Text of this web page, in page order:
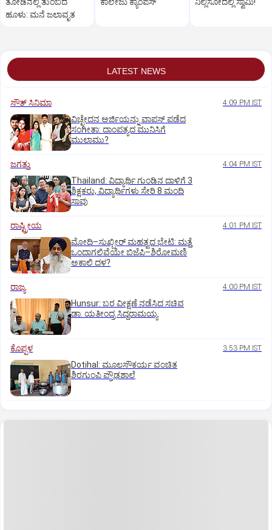
ಹೂಳು: ಮನೆ ಜಲಾವೃತ
LATEST NEWS
ಸೌತ್‌ ಸಿನಿಮಾ 4:09 PM IST
ವಿಚ್ಛೇದನ ಅರ್ಜಿಯನ್ನು ವಾಪಸ್‌ ಪಡೆದ
ಸಂಗೀತಾ: ದಾಂಪತ್ಯದ ಮುನಿಸಿಗೆ
ಮುಲಾಮು?
ಜಗತ್ತು 4:04 PM IST
Thailand: ವಿದ್ಯಾರ್ಥಿ ಗುಂಡಿನ ದಾಳಿಗೆ 3
ಶಿಕ್ಷಕರು, ವಿದ್ಯಾರ್ಥಿಗಳು ಸೇರಿ 8 ಮಂದಿ
ಸಾವು
ರಾಷ್ಟ್ರೀಯ 4:01 PM IST
ಮೋದಿ–ಸುಖ್ಬೀರ್ ಮಹತ್ವದ ಭೇಟಿ: ಮತ್ತೆ
ಒಂದಾಗಲಿವೆಯೇ ಬಿಜೆಪಿ–ಶಿರೋಮಣಿ
ಅಕಾಲಿ ದಳ?
ರಾಜ್ಯ 4:00 PM IST
Hunsur: ಬರ ವೀಕ್ಷಣೆ ನಡೆಸಿದ ಸಚಿವ
ಡಾ. ಯತೀಂದ್ರ ಸಿದ್ದರಾಮಯ್ಯ
ಕೊಪ್ಪಳ 3:53 PM IST
Dotihal: ಮೂಲಸೌಕರ್ಯ ವಂಚಿತ
ಶಿರಗುಂಪಿ ಪ್ರೌಢಶಾಲೆ